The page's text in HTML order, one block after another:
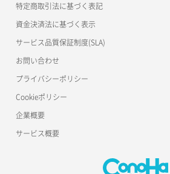
特定商取引法に基づく表記
資金決済法に基づく表示
サービス品質保証制度(SLA)
お問い合わせ
プライバシーポリシー
Cookieポリシー
企業概要
サービス概要